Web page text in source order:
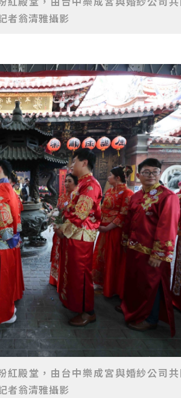
者翁清雅攝影
殿堂，由台中樂成宮與婚紗公司
者翁清雅攝影